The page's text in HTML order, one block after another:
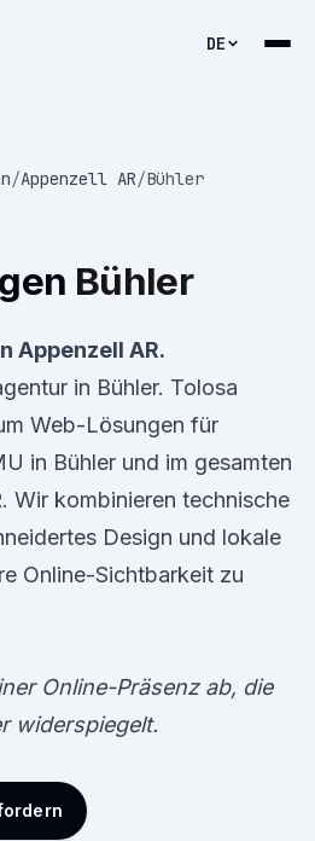
DE
/Appenzell AR/Bühler
Bühler
Appenzell AR.
in Bühler. Tolosa
Web-Lösungen für
in Bühler und im gesamten
Wir kombinieren technische
Design und lokale
Online-Sichtbarkeit zu
Online-Präsenz ab, die
widerspiegelt.